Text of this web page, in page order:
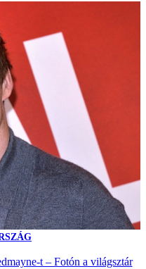
t – Fotón a világsztár